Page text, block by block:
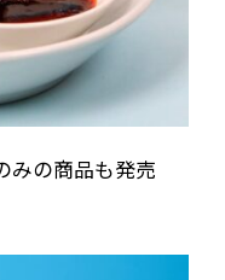
みの商品も発売